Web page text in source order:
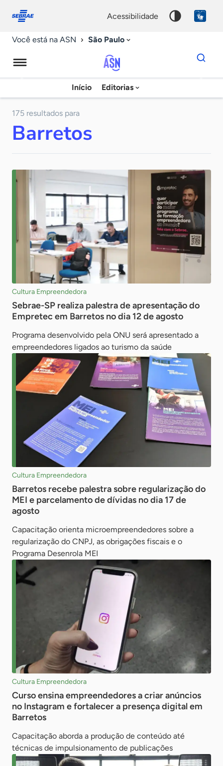
conosco
acessibilidade
Você está na ASN São Paulo
Agência
Sebrae
Início Editorias
Dados
para
chave
175 resultados para
Barretos
Cultura Empreendedora
Sebrae-SP realiza palestra de apresentação do
Empretec em Barretos no dia 12 de agosto
Programa desenvolvido pela ONU será apresentado a
empreendedores ligados ao turismo da saúde
Cultura Empreendedora
Barretos recebe palestra sobre regularização do
MEI e parcelamento de dívidas no dia 17 de
agosto
Capacitação orienta microempreendedores sobre a
regularização do CNPJ, as obrigações fiscais e o
Programa Desenrola MEI
Cultura Empreendedora
Curso ensina empreendedores a criar anúncios
no Instagram e fortalecer a presença digital em
Barretos
Capacitação aborda a produção de conteúdo até
técnicas de impulsionamento de publicações